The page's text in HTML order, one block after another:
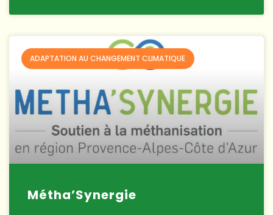
ADAPTATION AU CHANGEMENT CLIMATIQUE
Métha’Synergie